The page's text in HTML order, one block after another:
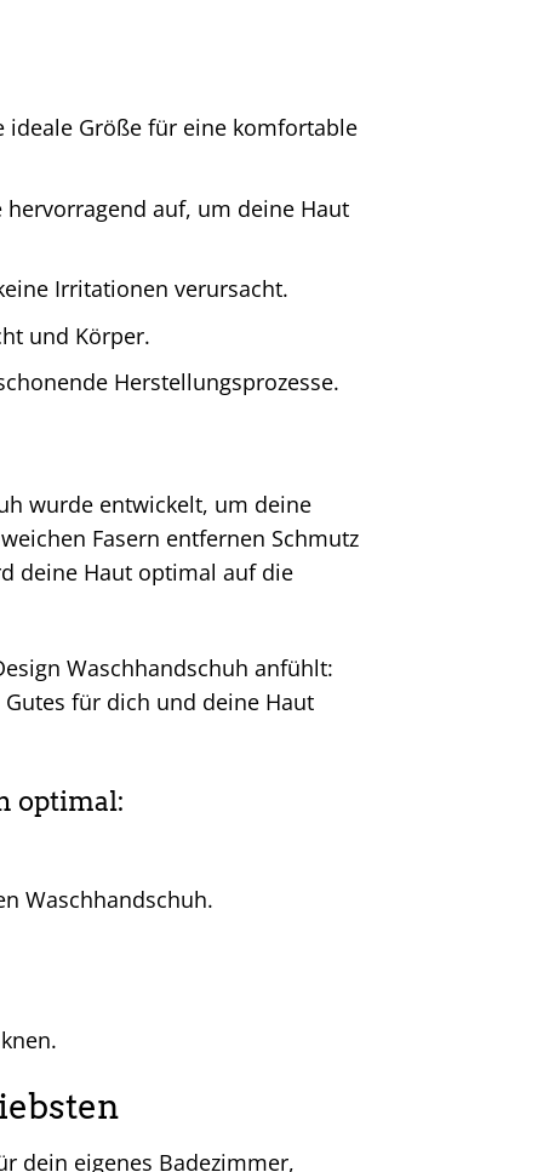
Größe für eine komfortable
auf, um deine Haut
Irritationen verursacht.
und Körper.
Herstellungsprozesse.
wurde entwickelt, um deine
Fasern entfernen Schmutz
deine Haut optimal auf die
Waschhandschuh anfühlt:
für dich und deine Haut
optimal:
Waschhandschuh.
dein eigenes Badezimmer,